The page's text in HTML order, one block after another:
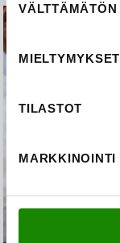
valinta
VÄLTTÄMÄTÖN
MIELTYMYKSET
TILASTOT
MARKKINOINTI